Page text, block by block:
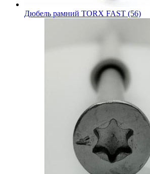
Дюбель рамний TORX FAST (56)